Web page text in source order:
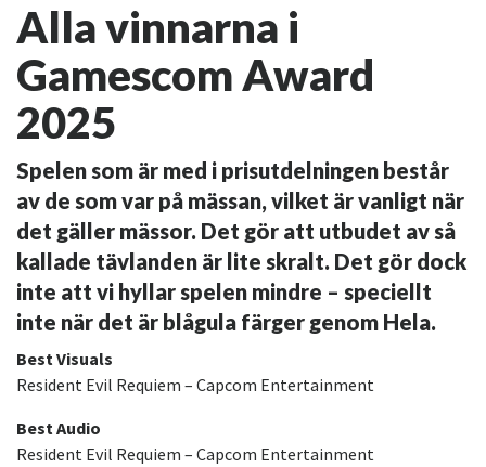
Alla vinnarna i
Gamescom Award
2025
Spelen som är med i prisutdelningen består
av de som var på mässan, vilket är vanligt när
det gäller mässor. Det gör att utbudet av så
kallade tävlanden är lite skralt. Det gör dock
inte att vi hyllar spelen mindre – speciellt
inte när det är blågula färger genom Hela.
Best Visuals
Resident Evil Requiem – Capcom Entertainment
Best Audio
Resident Evil Requiem – Capcom Entertainment